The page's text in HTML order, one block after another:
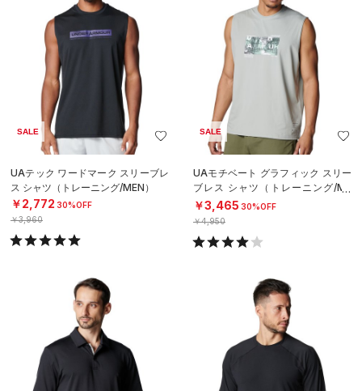
SALE
UAテック ワードマーク スリーブレ
ス シャツ（トレーニング/MEN）
￥2,772 30%OFF
￥3,960
SALE
UAモチベート グラフィック スリー
ブレス シャツ（トレーニング/ME
N）
￥3,465 30%OFF
￥4,950